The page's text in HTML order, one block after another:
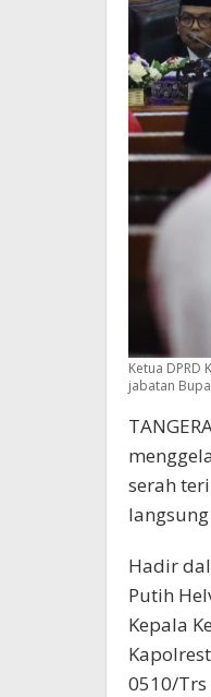
Ketua
jabatan
serah
Hadir
Putih
Kepala
0510/Trs